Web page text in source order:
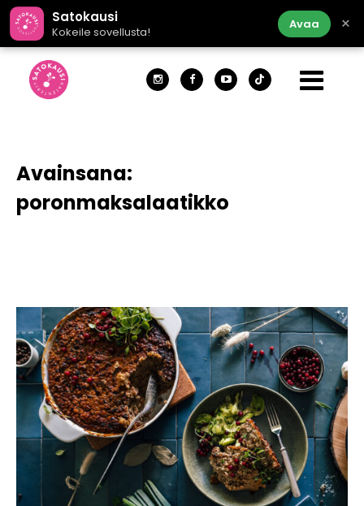
Satokausi
Kokeile sovellusta!
Avaa ×
Avainsana:
poronmaksalaatikko